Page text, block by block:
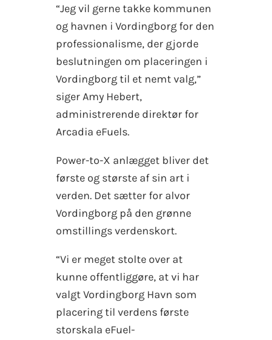
“Jeg vil gerne takke kommunen
og havnen i Vordingborg for den
professionalisme, der gjorde
beslutningen om placeringen i
Vordingborg til et nemt valg,”
siger Amy Hebert,
administrerende direktør for
Arcadia eFuels.
Power-to-X anlægget bliver det
første og største af sin art i
verden. Det sætter for alvor
Vordingborg på den grønne
omstillings verdenskort.
“Vi er meget stolte over at
kunne offentliggøre, at vi har
valgt Vordingborg Havn som
placering til verdens første
storskala eFuel-